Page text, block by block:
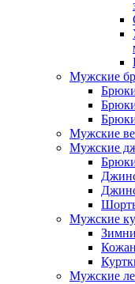
Мужские
Мужские
Мужские
Мужские
Мужские